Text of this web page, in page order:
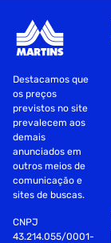
Destacamos que
os preços
previstos no site
prevalecem aos
demais
anunciados em
outros meios de
comunicação e
sites de buscas.
CNPJ
43.214.055/0001-